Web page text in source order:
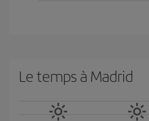
Le temps à Madrid